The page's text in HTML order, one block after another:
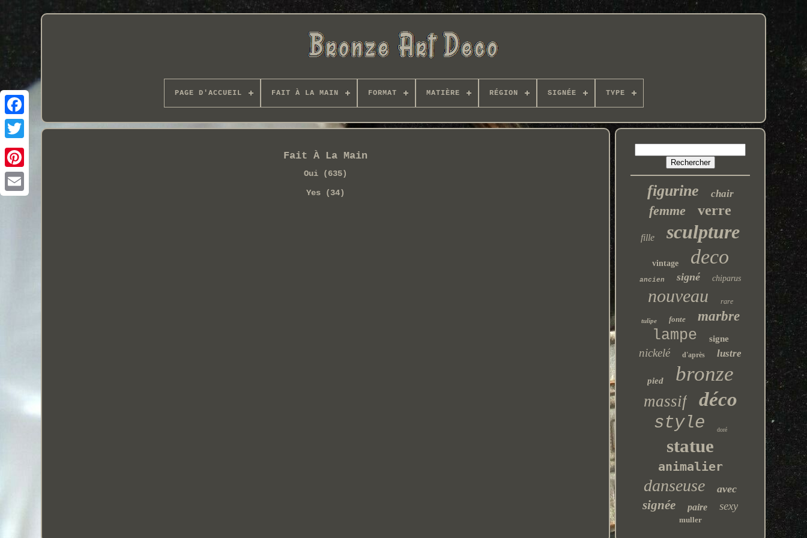
PAGE D'ACCUEIL FAIT À LA MAIN FORMAT MATIÈRE RÉGION SIGNÉE TYPE
Fait À La Main
Oui (635)
Yes (34)
figurine chair
femme verre
fille sculpture
vintage deco
ancien signé chiparus
nouveau rare
tulipe fonte marbre
lampe signe
nickelé d'après lustre
pied bronze
massif déco
style doré
statue
animalier
danseuse avec
signée paire sexy
muller